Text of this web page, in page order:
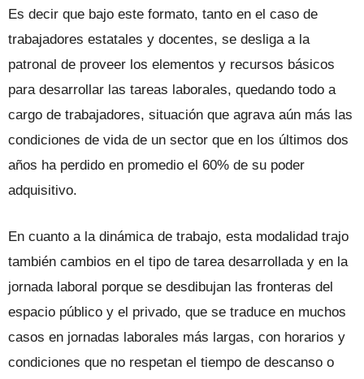
Es decir que bajo este formato, tanto en el caso de
trabajadores estatales y docentes, se desliga a la
patronal de proveer los elementos y recursos básicos
para desarrollar las tareas laborales, quedando todo a
cargo de trabajadores, situación que agrava aún más las
condiciones de vida de un sector que en los últimos dos
años ha perdido en promedio el 60% de su poder
adquisitivo.
En cuanto a la dinámica de trabajo, esta modalidad trajo
también cambios en el tipo de tarea desarrollada y en la
jornada laboral porque se desdibujan las fronteras del
espacio público y el privado, que se traduce en muchos
casos en jornadas laborales más largas, con horarios y
condiciones que no respetan el tiempo de descanso o